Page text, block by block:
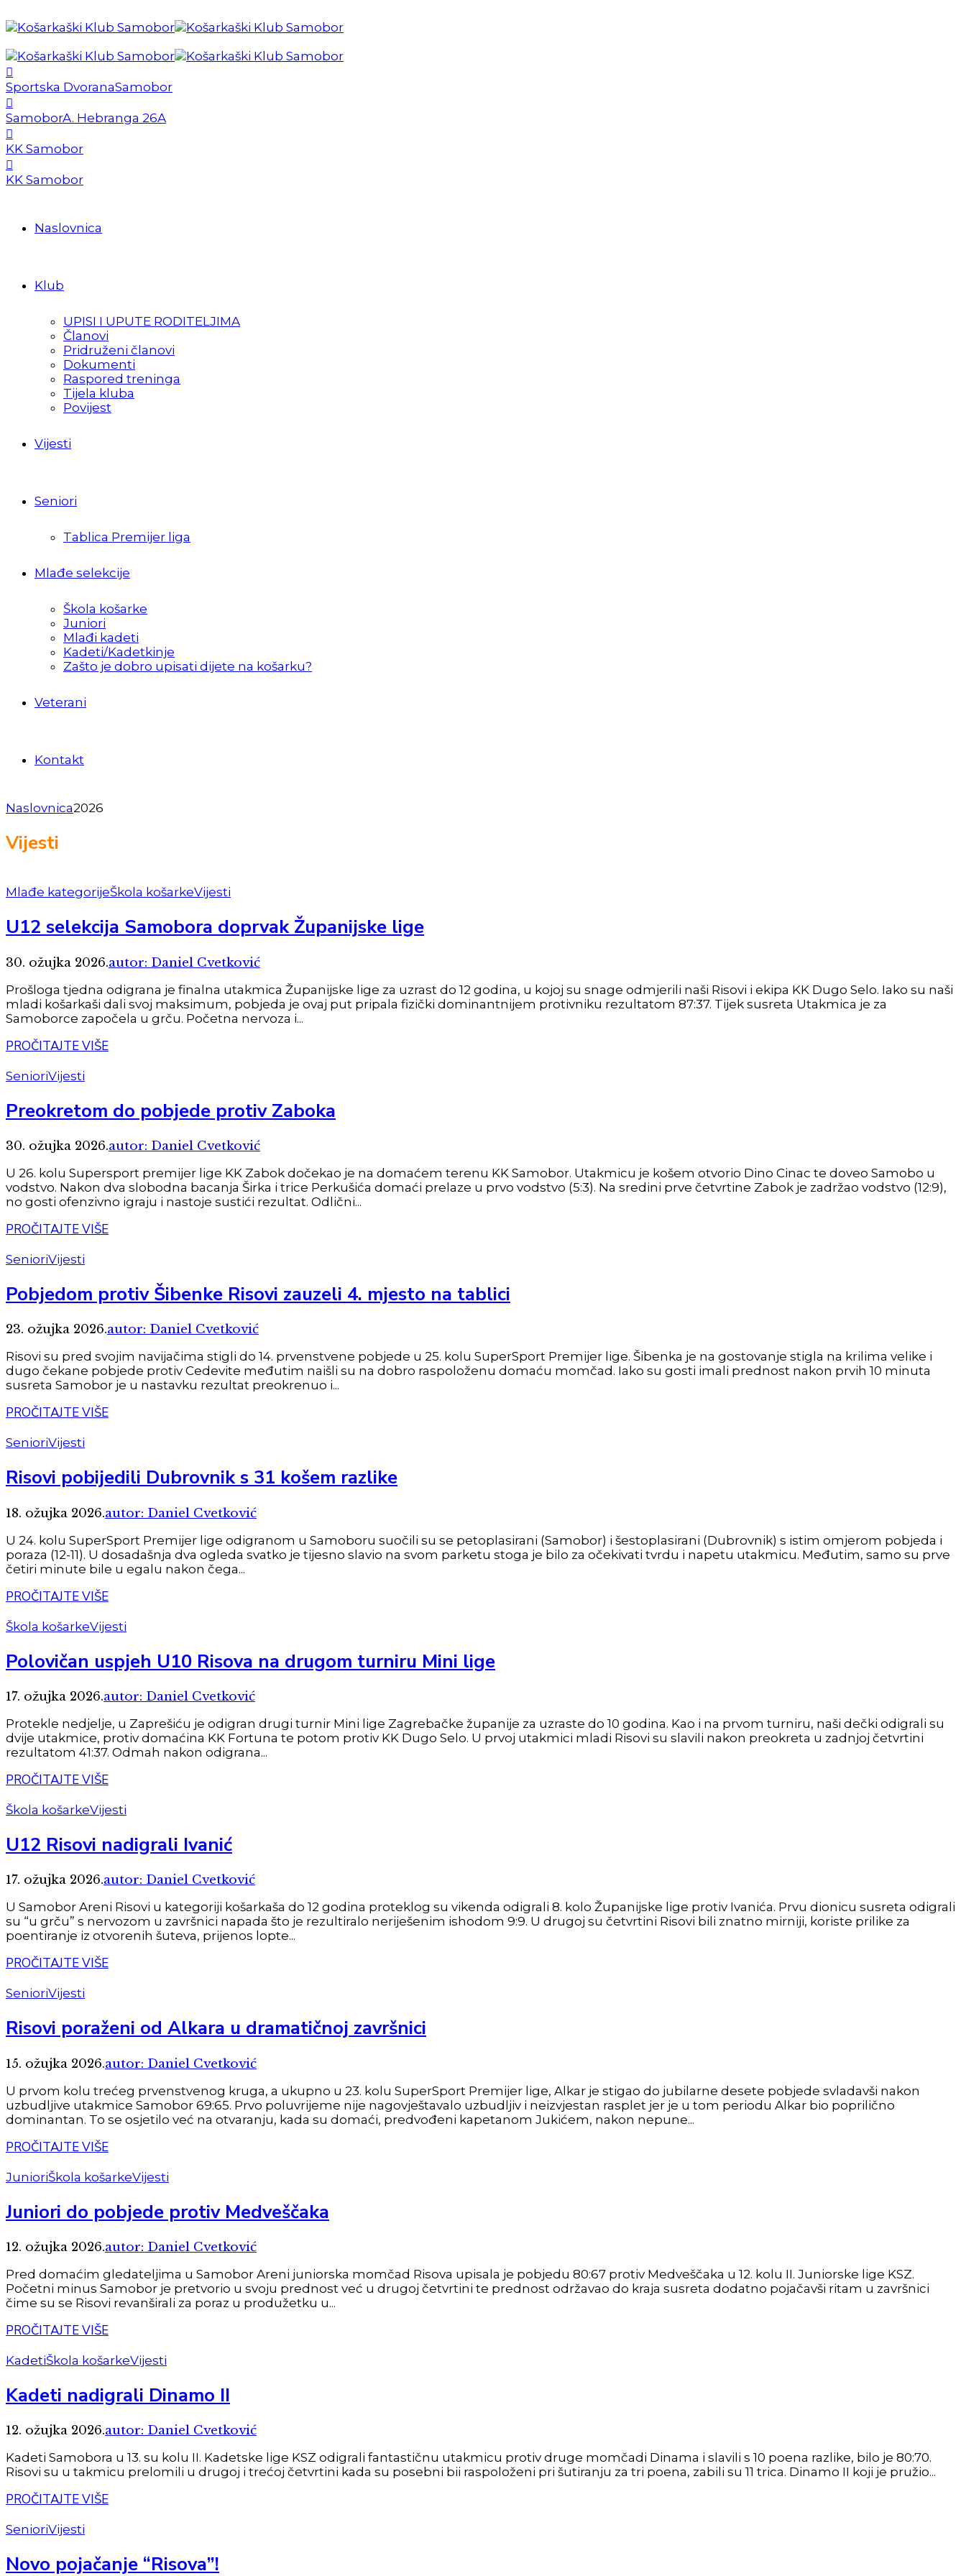
Sportska DvoranaSamobor
SamoborA. Hebranga 26A
KK Samobor
KK Samobor
Naslovnica
Klub
UPISI I UPUTE RODITELJIMA
Članovi
Pridruženi članovi
Dokumenti
Raspored treninga
Tijela kluba
Povijest
Vijesti
Seniori
Tablica Premijer liga
Mlađe selekcije
Škola košarke
Juniori
Mlađi kadeti
Kadeti/Kadetkinje
Zašto je dobro upisati dijete na košarku?
Veterani
Kontakt
Naslovnica2026
Vijesti
Mlađe kategorijeŠkola košarkeVijesti
U12 selekcija Samobora doprvak Županijske lige
30. ožujka 2026.autor: Daniel Cvetković
Prošloga tjedna odigrana je finalna utakmica Županijske lige za uzrast do 12 godina, u kojoj su snage odmjerili naši Risovi i ekipa KK Dugo Selo. Iako su naši
mladi košarkaši dali svoj maksimum, pobjeda je ovaj put pripala fizički dominantnijem protivniku rezultatom 87:37. Tijek susreta Utakmica je za
Samoborce započela u grču. Početna nervoza i...
PROČITAJTE VIŠE
SenioriVijesti
Preokretom do pobjede protiv Zaboka
30. ožujka 2026.autor: Daniel Cvetković
U 26. kolu Supersport premijer lige KK Zabok dočekao je na domaćem terenu KK Samobor. Utakmicu je košem otvorio Dino Cinac te doveo Samobo u
vodstvo. Nakon dva slobodna bacanja Širka i trice Perkušića domaći prelaze u prvo vodstvo (5:3). Na sredini prve četvrtine Zabok je zadržao vodstvo (12:9),
no gosti ofenzivno igraju i nastoje sustići rezultat. Odlični...
PROČITAJTE VIŠE
SenioriVijesti
Pobjedom protiv Šibenke Risovi zauzeli 4. mjesto na tablici
23. ožujka 2026.autor: Daniel Cvetković
Risovi su pred svojim navijačima stigli do 14. prvenstvene pobjede u 25. kolu SuperSport Premijer lige. Šibenka je na gostovanje stigla na krilima velike i
dugo čekane pobjede protiv Cedevite međutim naišli su na dobro raspoloženu domaću momčad. Iako su gosti imali prednost nakon prvih 10 minuta
susreta Samobor je u nastavku rezultat preokrenuo i...
PROČITAJTE VIŠE
SenioriVijesti
Risovi pobijedili Dubrovnik s 31 košem razlike
18. ožujka 2026.autor: Daniel Cvetković
U 24. kolu SuperSport Premijer lige odigranom u Samoboru suočili su se petoplasirani (Samobor) i šestoplasirani (Dubrovnik) s istim omjerom pobjeda i
poraza (12-11). U dosadašnja dva ogleda svatko je tijesno slavio na svom parketu stoga je bilo za očekivati tvrdu i napetu utakmicu. Međutim, samo su prve
četiri minute bile u egalu nakon čega...
PROČITAJTE VIŠE
Škola košarkeVijesti
Polovičan uspjeh U10 Risova na drugom turniru Mini lige
17. ožujka 2026.autor: Daniel Cvetković
Protekle nedjelje, u Zaprešiću je odigran drugi turnir Mini lige Zagrebačke županije za uzraste do 10 godina. Kao i na prvom turniru, naši dečki odigrali su
dvije utakmice, protiv domaćina KK Fortuna te potom protiv KK Dugo Selo. U prvoj utakmici mladi Risovi su slavili nakon preokreta u zadnjoj četvrtini
rezultatom 41:37. Odmah nakon odigrana...
PROČITAJTE VIŠE
Škola košarkeVijesti
U12 Risovi nadigrali Ivanić
17. ožujka 2026.autor: Daniel Cvetković
U Samobor Areni Risovi u kategoriji košarkaša do 12 godina proteklog su vikenda odigrali 8. kolo Županijske lige protiv Ivanića. Prvu dionicu susreta odigrali
su “u grču” s nervozom u završnici napada što je rezultiralo neriješenim ishodom 9:9. U drugoj su četvrtini Risovi bili znatno mirniji, koriste prilike za
poentiranje iz otvorenih šuteva, prijenos lopte...
PROČITAJTE VIŠE
SenioriVijesti
Risovi poraženi od Alkara u dramatičnoj završnici
15. ožujka 2026.autor: Daniel Cvetković
U prvom kolu trećeg prvenstvenog kruga, a ukupno u 23. kolu SuperSport Premijer lige, Alkar je stigao do jubilarne desete pobjede svladavši nakon
uzbudljive utakmice Samobor 69:65. Prvo poluvrijeme nije nagovještavalo uzbudljiv i neizvjestan rasplet jer je u tom periodu Alkar bio poprilično
dominantan. To se osjetilo već na otvaranju, kada su domaći, predvođeni kapetanom Jukićem, nakon nepune...
PROČITAJTE VIŠE
JunioriŠkola košarkeVijesti
Juniori do pobjede protiv Medveščaka
12. ožujka 2026.autor: Daniel Cvetković
Pred domaćim gledateljima u Samobor Areni juniorska momčad Risova upisala je pobjedu 80:67 protiv Medveščaka u 12. kolu II. Juniorske lige KSZ.
Početni minus Samobor je pretvorio u svoju prednost već u drugoj četvrtini te prednost održavao do kraja susreta dodatno pojačavši ritam u završnici
čime su se Risovi revanširali za poraz u produžetku u...
PROČITAJTE VIŠE
KadetiŠkola košarkeVijesti
Kadeti nadigrali Dinamo II
12. ožujka 2026.autor: Daniel Cvetković
Kadeti Samobora u 13. su kolu II. Kadetske lige KSZ odigrali fantastičnu utakmicu protiv druge momčadi Dinama i slavili s 10 poena razlike, bilo je 80:70.
Risovi su u takmicu prelomili u drugoj i trećoj četvrtini kada su posebni bii raspoloženi pri šutiranju za tri poena, zabili su 11 trica. Dinamo II koji je pružio...
PROČITAJTE VIŠE
SenioriVijesti
Novo pojačanje “Risova”!